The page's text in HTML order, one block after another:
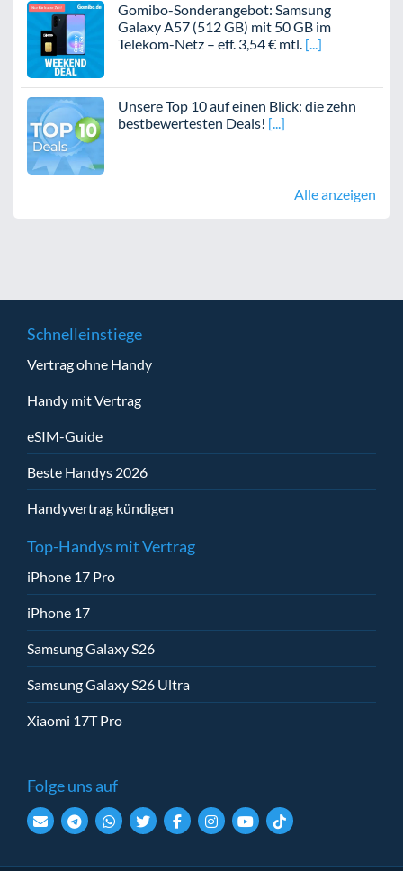
Gomibo-Sonderangebot: Samsung
Galaxy A57 (512 GB) mit 50 GB im
Telekom-Netz – eff. 3,54 € mtl.
Unsere Top 10 auf einen Blick: die zehn
bestbewertesten Deals!
Alle anzeigen
Schnelleinstiege
Vertrag ohne Handy
Handy mit Vertrag
eSIM-Guide
Beste Handys 2026
Handyvertrag kündigen
Top-Handys mit Vertrag
iPhone 17 Pro
iPhone 17
Samsung Galaxy S26
Samsung Galaxy S26 Ultra
Xiaomi 17T Pro
Folge uns auf